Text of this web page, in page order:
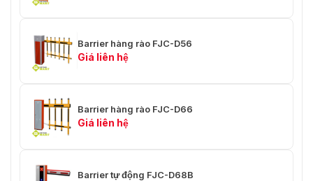
Barrier hàng rào FJC-D56
Giá liên hệ
Barrier hàng rào FJC-D66
Giá liên hệ
Barrier tự động FJC-D68B